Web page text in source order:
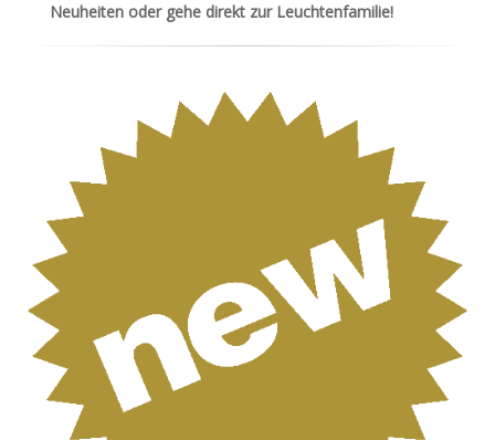
Neuheiten oder gehe direkt zur Leuchtenfamilie!